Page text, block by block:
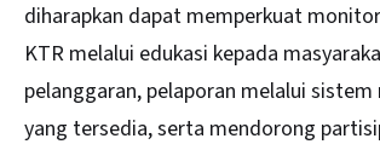
diharapkan dapat memperkuat
KTR melalui edukasi kepada
pelanggaran, pelaporan melalui
yang tersedia, serta mendorong